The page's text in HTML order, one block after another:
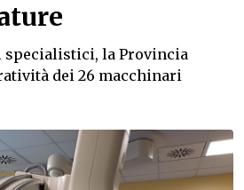
specialistici, la Provincia
dei 26 macchinari